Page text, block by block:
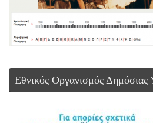
Εθνικός Οργανισμός Δημόσιας